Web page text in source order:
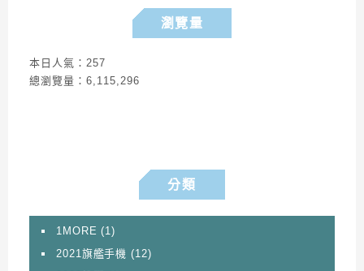
瀏覽量
本日人氣：257
總瀏覽量：6,115,296
分類
1MORE (1)
2021旗艦手機 (12)